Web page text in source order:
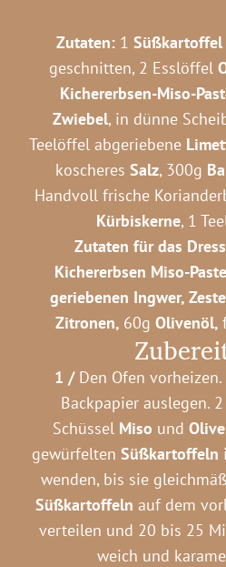
Zutaten: 1 Süßkartoffel
geschnitten, 2 Esslöffel
Kichererbsen-Miso-
Zwiebel, in dünne
Teelöffel abgeriebene
koscheres Salz, 300g
Handvoll frische
Kürbiskerne, 1
Zutaten für das
Kichererbsen Miso-
geriebenen Ingwer, Zeste
Zitronen, 60g Olivenöl,
1 /Den Ofen
Backpapier auslegen.
Schüssel Miso und
gewürfelten Süßkartoffeln
wenden, bis sie
Süßkartoffeln auf dem
verteilen und 20 bis 25
weich und